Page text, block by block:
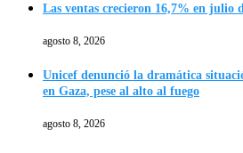
Las ventas crecieron 16,7% en julio
agosto 8, 2026
Unicef denunció la dramática
en Gaza, pese al alto al fuego
agosto 8, 2026